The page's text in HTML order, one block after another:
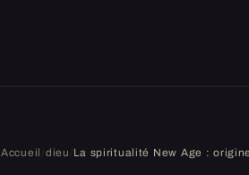
Accueil dieu La spiritualité New Age :